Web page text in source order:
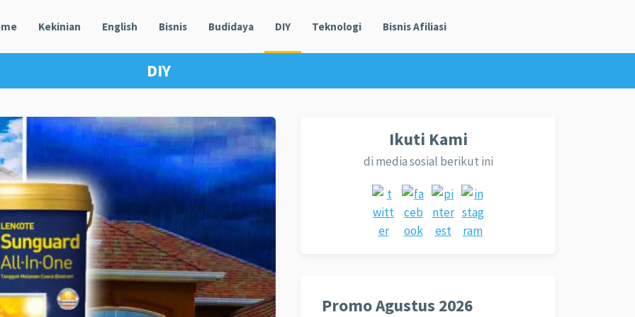
Kekinian English Bisnis Budidaya DIY Teknologi Bisnis Afiliasi
DIY
Ikuti Kami
di media sosial berikut ini
Promo Agustus 2026